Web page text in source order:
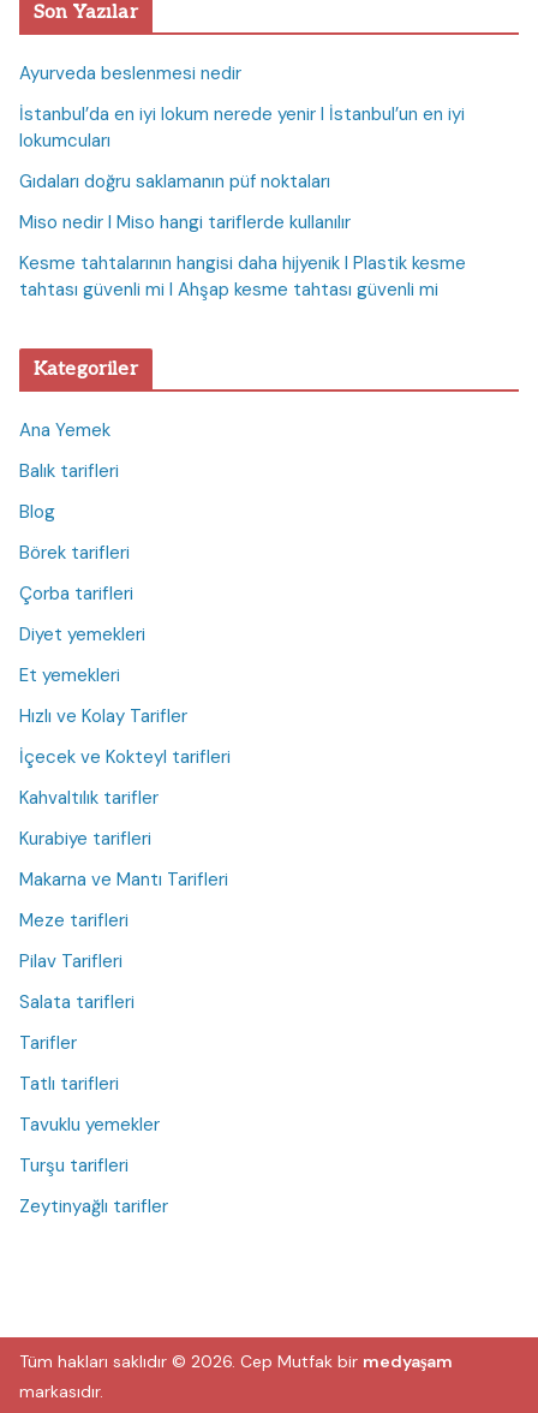
Son Yazılar
Ayurveda beslenmesi nedir
İstanbul’da en iyi lokum nerede yenir I İstanbul’un en iyi
lokumcuları
Gıdaları doğru saklamanın püf noktaları
Miso nedir I Miso hangi tariflerde kullanılır
Kesme tahtalarının hangisi daha hijyenik I Plastik kesme
tahtası güvenli mi I Ahşap kesme tahtası güvenli mi
Kategoriler
Ana Yemek
Balık tarifleri
Blog
Börek tarifleri
Çorba tarifleri
Diyet yemekleri
Et yemekleri
Hızlı ve Kolay Tarifler
İçecek ve Kokteyl tarifleri
Kahvaltılık tarifler
Kurabiye tarifleri
Makarna ve Mantı Tarifleri
Meze tarifleri
Pilav Tarifleri
Salata tarifleri
Tarifler
Tatlı tarifleri
Tavuklu yemekler
Turşu tarifleri
Zeytinyağlı tarifler
Tüm hakları saklıdır © 2026. Cep Mutfak bir medyaşam
markasıdır.